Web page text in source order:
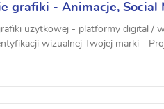
grafiki - Animacje, Social
WWW, Grafika do
użytkowej - platformy digital /
wizualnej Twojej marki -